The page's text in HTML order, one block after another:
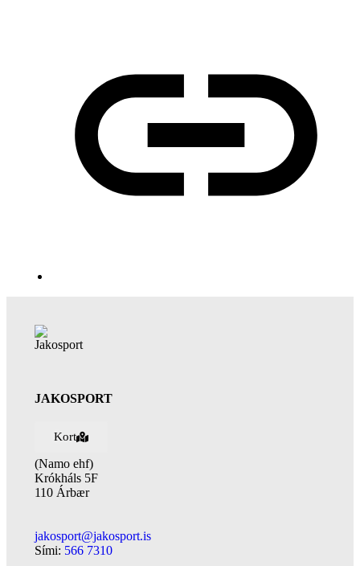
JAKOSPORT
Kort
(Namo ehf)
Krókháls 5F
110 Árbær
jakosport@jakosport.is
Sími: 566 7310